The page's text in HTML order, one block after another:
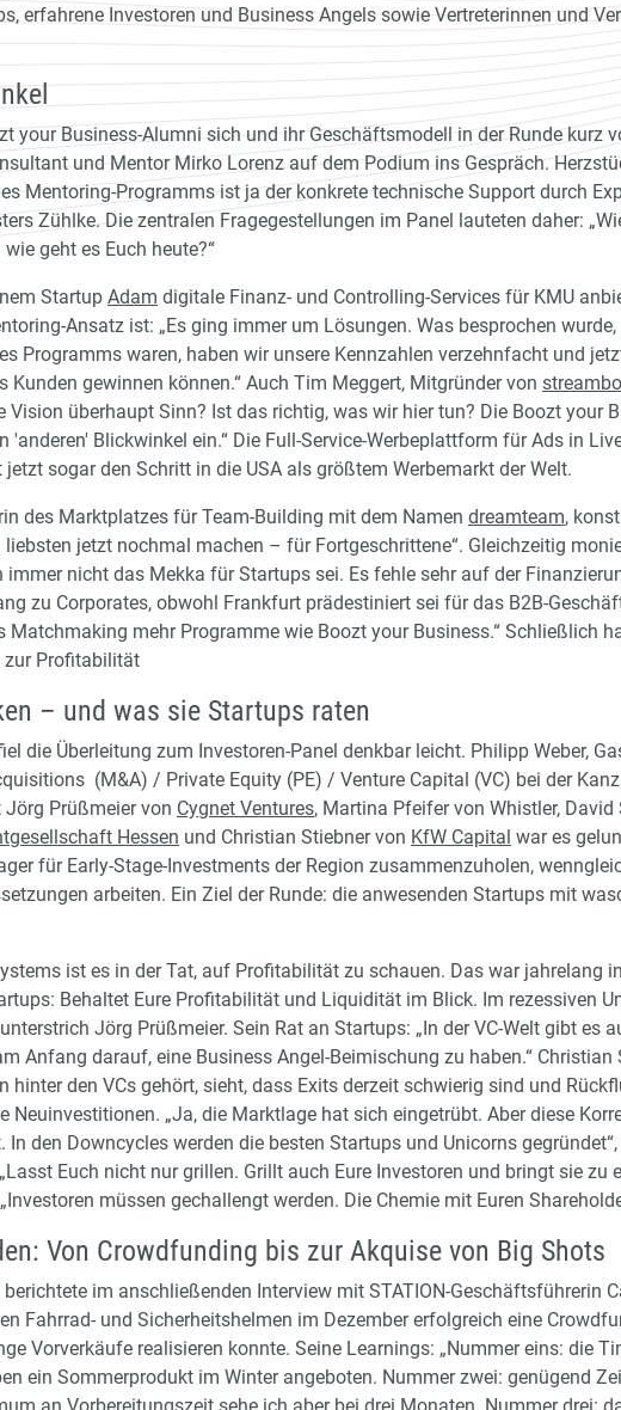
erfahrene Investoren und Business Angels sowie Vertreterinnen und
your Business-Alumni sich und ihr Geschäftsmodell in der Runde kurz
und Mentor Mirko Lorenz auf dem Podium ins Gespräch.
Mentoring-Programms ist ja der konkrete technische Support durch
Zühlke. Die zentralen Fragegestellungen im Panel lauteten daher:
geht es Euch heute?“
Startup Adam digitale Finanz- und Controlling-Services für KMU
Ansatz ist: „Es ging immer um Lösungen. Was besprochen
Programms waren, haben wir unsere Kennzahlen verzehnfacht und
Kunden gewinnen können.“ Auch Tim Meggert, Mitgründer von
Vision überhaupt Sinn? Ist das richtig, was wir hier tun? Die Boozt your
'anderen' Blickwinkel ein.“ Die Full-Service-Werbeplattform für Ads in
sogar den Schritt in die USA als größtem Werbemarkt der Welt.
des Marktplatzes für Team-Building mit dem Namen dreamteam,
jetzt nochmal machen – für Fortgeschrittene“. Gleichzeitig
nicht das Mekka für Startups sei. Es fehle sehr auf der
zu Corporates, obwohl Frankfurt prädestiniert sei für das B2B-
Matchmaking mehr Programme wie Boozt your Business.“ Schließlich
zur Profitabilität
– und was sie Startups raten
die Überleitung zum Investoren-Panel denkbar leicht. Philipp Weber,
(M&A) / Private Equity (PE) / Venture Capital (VC) bei der
Prüßmeier von Cygnet Ventures, Martina Pfeifer von Whistler,
Hessen und Christian Stiebner von KfW Capital war es
für Early-Stage-Investments der Region zusammenzuholen,
arbeiten. Ein Ziel der Runde: die anwesenden Startups mit
ist es in der Tat, auf Profitabilität zu schauen. Das war jahrelang
Behaltet Eure Profitabilität und Liquidität im Blick. Im rezessiven
Jörg Prüßmeier. Sein Rat an Startups: „In der VC-Welt gibt es
Anfang darauf, eine Business Angel-Beimischung zu haben.“ Christian
hinter den VCs gehört, sieht, dass Exits derzeit schwierig sind und
Neuinvestitionen. „Ja, die Marktlage hat sich eingetrübt. Aber diese
den Downcycles werden die besten Startups und Unicorns
Euch nicht nur grillen. Grillt auch Eure Investoren und bringt sie zu
müssen gechallengt werden. Die Chemie mit Euren
Von Crowdfunding bis zur Akquise von Big Shots
berichtete im anschließenden Interview mit STATION-Geschäftsführerin
Fahrrad- und Sicherheitshelmen im Dezember erfolgreich eine
Vorverkäufe realisieren konnte. Seine Learnings: „Nummer eins: die
ein Sommerprodukt im Winter angeboten. Nummer zwei: genügend